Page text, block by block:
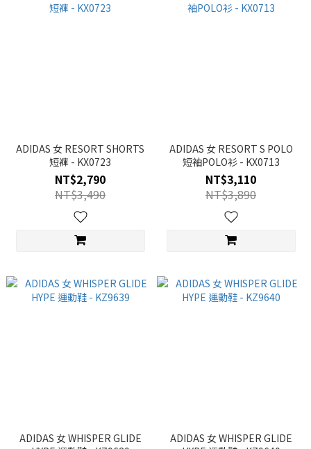
ADIDAS 女 RESORT SHORTS
短褲 - KX0723
NT$2,790
NT$3,490
ADIDAS 女 RESORT S POLO
短袖POLO衫 - KX0713
NT$3,110
NT$3,890
ADIDAS 女 WHISPER GLIDE
ADIDAS 女 WHISPER GLIDE